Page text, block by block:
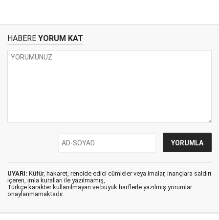
HABERE YORUM KAT
UYARI: Küfür, hakaret, rencide edici cümleler veya imalar, inançlara saldırı
içeren, imla kuralları ile yazılmamış,
Türkçe karakter kullanılmayan ve büyük harflerle yazılmış yorumlar
onaylanmamaktadır.